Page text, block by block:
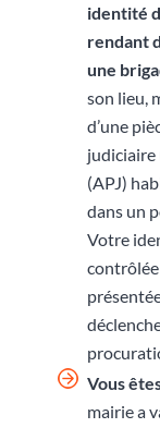
identité
rendant
une
son lieu,
d’une
judiciaire
(APJ)
dans un
Votre
contrôlée
Vous
mairie a